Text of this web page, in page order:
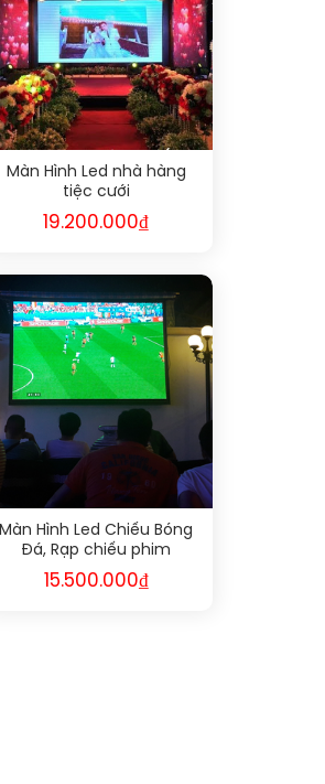
Màn Hình Led nhà hàng
tiệc cưới
19.200.000₫
Màn Hình Led Chiếu Bóng
Đá, Rạp chiếu phim
15.500.000₫